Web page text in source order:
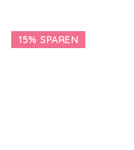
15% SPAREN